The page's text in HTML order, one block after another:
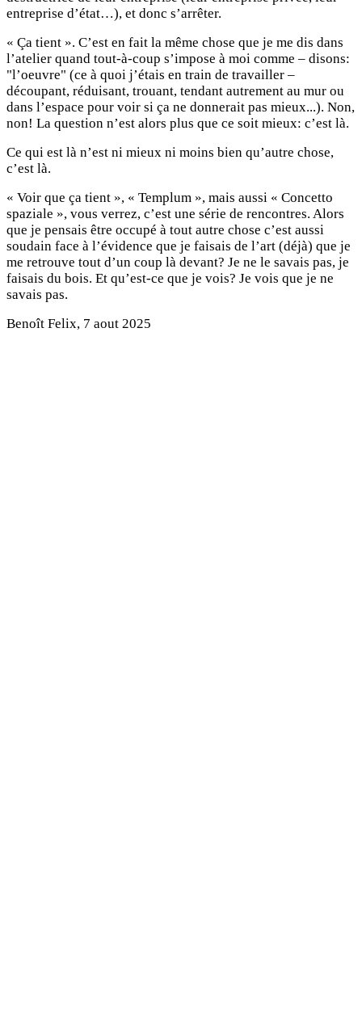
entreprise d’état…), et donc s’arrêter.
« Ça tient ». C’est en fait la même chose que je me dis dans
l’atelier quand tout-à-coup s’impose à moi comme – disons:
"l’oeuvre" (ce à quoi j’étais en train de travailler –
découpant, réduisant, trouant, tendant autrement au mur ou
dans l’espace pour voir si ça ne donnerait pas mieux...). Non,
non! La question n’est alors plus que ce soit mieux: c’est là.
Ce qui est là n’est ni mieux ni moins bien qu’autre chose,
c’est là.
« Voir que ça tient », « Templum », mais aussi « Concetto
spaziale », vous verrez, c’est une série de rencontres. Alors
que je pensais être occupé à tout autre chose c’est aussi
soudain face à l’évidence que je faisais de l’art (déjà) que je
me retrouve tout d’un coup là devant? Je ne le savais pas, je
faisais du bois. Et qu’est-ce que je vois? Je vois que je ne
savais pas.
Benoît Felix, 7 aout 2025